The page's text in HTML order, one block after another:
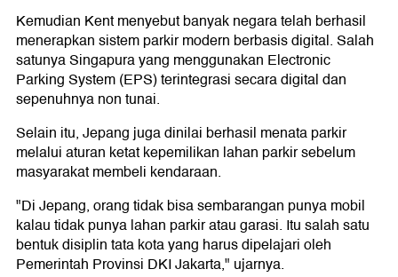
Kemudian Kent menyebut banyak negara telah berhasil
menerapkan sistem parkir modern berbasis digital. Salah
satunya Singapura yang menggunakan Electronic
Parking System (EPS) terintegrasi secara digital dan
sepenuhnya non tunai.
Selain itu, Jepang juga dinilai berhasil menata parkir
melalui aturan ketat kepemilikan lahan parkir sebelum
masyarakat membeli kendaraan.
"Di Jepang, orang tidak bisa sembarangan punya mobil
kalau tidak punya lahan parkir atau garasi. Itu salah satu
bentuk disiplin tata kota yang harus dipelajari oleh
Pemerintah Provinsi DKI Jakarta," ujarnya.